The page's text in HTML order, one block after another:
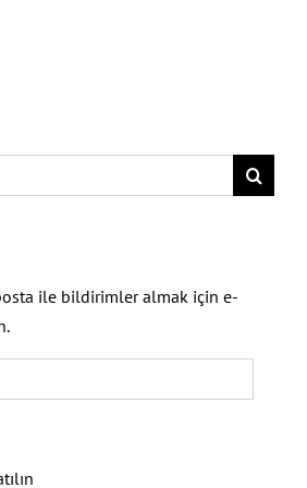
ile bildirimler almak için e-